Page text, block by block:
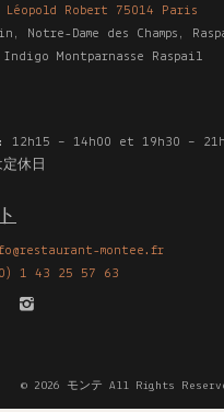
Léopold Robert 75014 Paris
Notre-Dame des Champs,
Montparnasse Raspail
12h15 – 14h00 et 19h30 –
休日
montee.fr
1 43 25 57 63
© 2026 モンテ All Rights